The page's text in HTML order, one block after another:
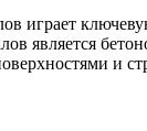
играет
является
и